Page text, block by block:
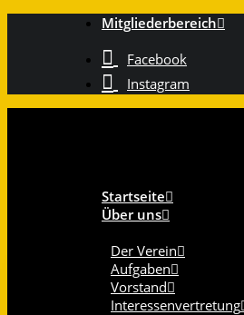
Mitgliederbereich
Facebook
Instagram
Startseite
Über uns
Der Verein
Aufgaben
Vorstand
Interessenvertretung